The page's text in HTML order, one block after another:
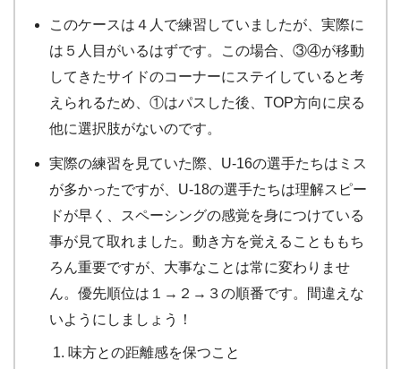
このケースは４人で練習していましたが、実際に
は５人目がいるはずです。この場合、③④が移動
してきたサイドのコーナーにステイしていると考
えられるため、①はパスした後、TOP方向に戻る
他に選択肢がないのです。
実際の練習を見ていた際、U-16の選手たちはミス
が多かったですが、U-18の選手たちは理解スピー
ドが早く、スペーシングの感覚を身につけている
事が見て取れました。動き方を覚えることももち
ろん重要ですが、大事なことは常に変わりませ
ん。優先順位は１→２→３の順番です。間違えな
いようにしましょう！
味方との距離感を保つこと